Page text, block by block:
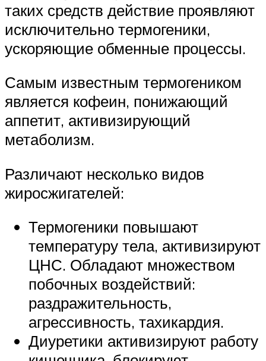
таких средств действие проявляют
исключительно термогеники,
ускоряющие обменные процессы.
Самым известным термогеником
является кофеин, понижающий
аппетит, активизирующий
метаболизм.
Различают несколько видов
жиросжигателей:
Термогеники повышают
температуру тела, активизируют
ЦНС. Обладают множеством
побочных воздействий:
раздражительность,
агрессивность, тахикардия.
Диуретики активизируют работу